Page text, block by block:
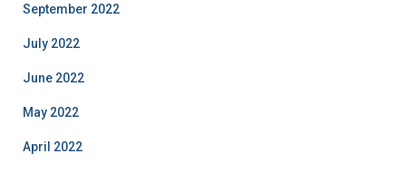
September 2022
July 2022
June 2022
May 2022
April 2022